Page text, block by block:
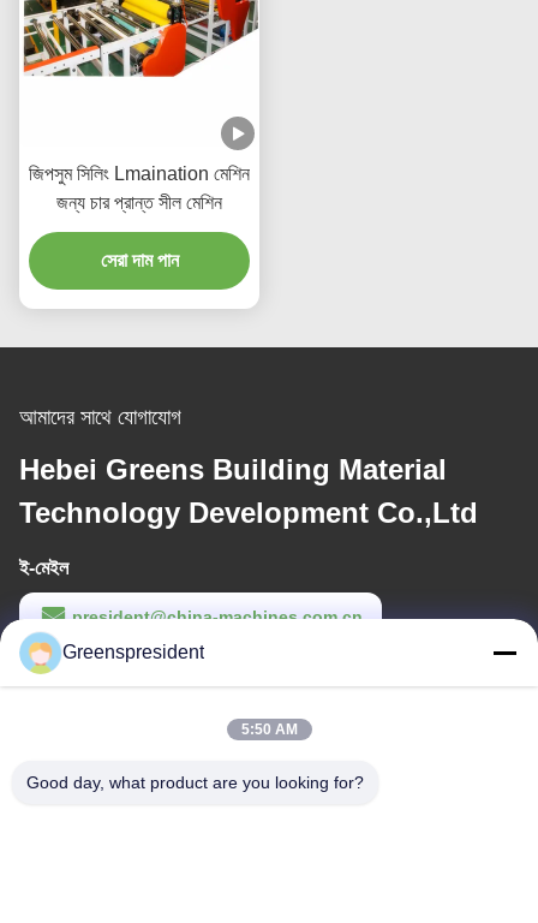
জিপসুম সিলিং Lmaination মেশিন
জন্য চার প্রান্ত সীল মেশিন
সেরা দাম পান
আমাদের সাথে যোগাযোগ
Hebei Greens Building Material
Technology Development Co.,Ltd
ই-মেইল
president@china-machines.com.cn
কাজের সময়
Greenspresident
5:50 AM
Good day, what product are you looking for?